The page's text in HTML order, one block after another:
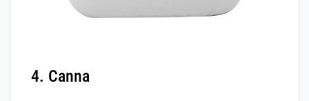
4. Canna